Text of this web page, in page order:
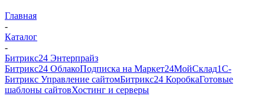
Главная
-
Каталог
-
Битрикс24 Энтерпрайз
Битрикс24 ОблакоПодписка на Маркет24МойСклад1С-
Битрикс Управление сайтомБитрикс24 КоробкаГотовые
шаблоны сайтовХостинг и серверы